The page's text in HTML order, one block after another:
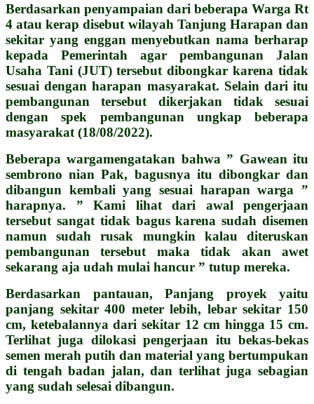
Berdasarkan penyampaian dari beberapa Warga Rt
4 atau kerap disebut wilayah Tanjung Harapan dan
sekitar yang enggan menyebutkan nama berharap
kepada Pemerintah agar pembangunan Jalan
Usaha Tani (JUT) tersebut dibongkar karena tidak
sesuai dengan harapan masyarakat. Selain dari itu
pembangunan tersebut dikerjakan tidak sesuai
dengan spek pembangunan ungkap beberapa
masyarakat (18/08/2022).
Beberapa wargamengatakan bahwa ” Gawean itu
sembrono nian Pak, bagusnya itu dibongkar dan
dibangun kembali yang sesuai harapan warga ”
harapnya. ” Kami lihat dari awal pengerjaan
tersebut sangat tidak bagus karena sudah disemen
namun sudah rusak mungkin kalau diteruskan
pembangunan tersebut maka tidak akan awet
sekarang aja udah mulai hancur ” tutup mereka.
Berdasarkan pantauan, Panjang proyek yaitu
panjang sekitar 400 meter lebih, lebar sekitar 150
cm, ketebalannya dari sekitar 12 cm hingga 15 cm.
Terlihat juga dilokasi pengerjaan itu bekas-bekas
semen merah putih dan material yang bertumpukan
di tengah badan jalan, dan terlihat juga sebagian
yang sudah selesai dibangun.